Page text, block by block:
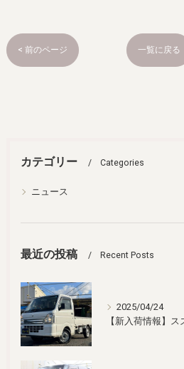
< 前のページ 一覧に戻る
カテゴリー Categories
ニュース
最近の投稿 Recent Posts
2025/04/24